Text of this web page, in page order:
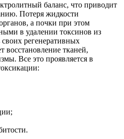
баланс, что приводит
Потеря жидкости
а почки при этом
в удалении токсинов из
регенеративных
восстановление тканей,
Все это проявляется в